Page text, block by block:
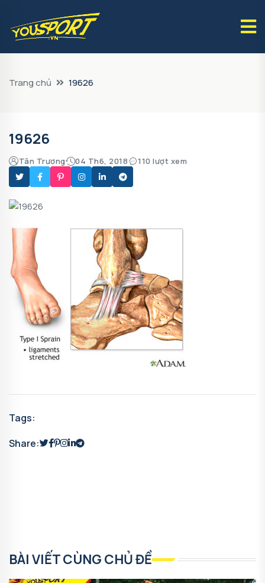
Trang chủ 19626
19626
Tân Trương 04 Th6, 2018 110 lượt xem
Tags:
Share:
BÀI VIẾT CÙNG CHỦ ĐỀ